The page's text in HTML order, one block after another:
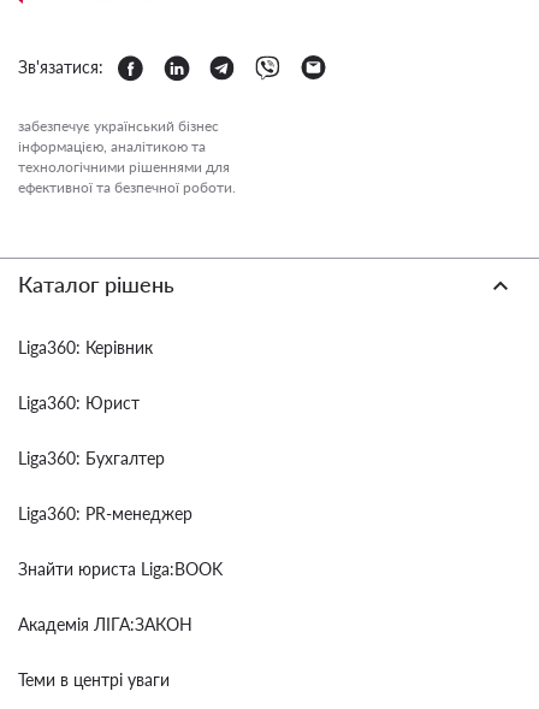
Зв'язатися:
забезпечує український бізнес
інформацією, аналітикою та
технологічними рішеннями для
ефективної та безпечної роботи.
Каталог рішень
Liga360: Керівник
Liga360: Юрист
Liga360: Бухгалтер
Liga360: PR-менеджер
Знайти юриста Liga:BOOK
Академія ЛІГА:ЗАКОН
Теми в центрі уваги